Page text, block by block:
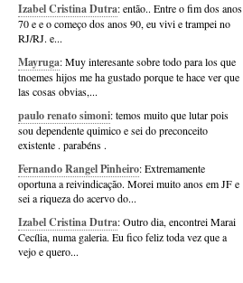
Izabel Cristina Dutra: então.. Entre o fim dos anos
70 e e o começo dos anos 90, eu vivi e trampei no
RJ/RJ. e...
Mayruga: Muy interesante sobre todo para los que
tnoemes hijos me ha gustado porque te hace ver que
las cosas obvias,...
paulo renato simoni: temos muito que lutar pois
sou dependente quimico e sei do preconceito
existente . parabéns .
Fernando Rangel Pinheiro: Extremamente
oportuna a reivindicação. Morei muito anos em JF e
sei a riqueza do acervo do...
Izabel Cristina Dutra: Outro dia, encontrei Marai
Cecília, numa galeria. Eu fico feliz toda vez que a
vejo e quero...